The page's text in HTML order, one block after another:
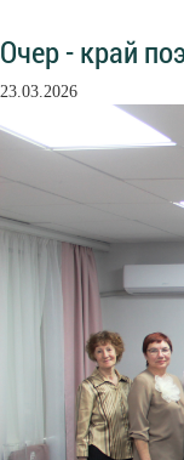
Очер - край
23.03.2026